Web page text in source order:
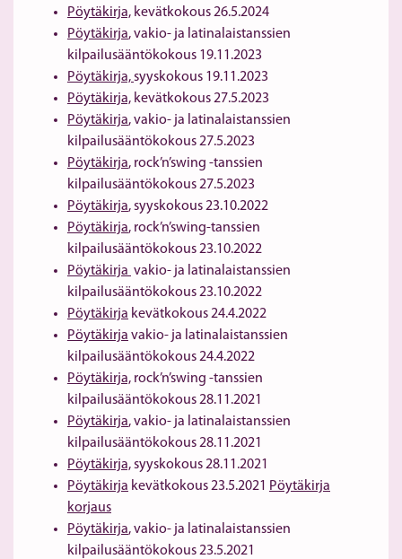
Pöytäkirja, kevätkokous 26.5.2024
Pöytäkirja, vakio- ja latinalaistanssien
kilpailusääntökokous 19.11.2023
Pöytäkirja,syyskokous 19.11.2023
Pöytäkirja, kevätkokous 27.5.2023
Pöytäkirja, vakio- ja latinalaistanssien
kilpailusääntökokous 27.5.2023
Pöytäkirja, rock’n’swing -tanssien
kilpailusääntökokous 27.5.2023
Pöytäkirja, syyskokous 23.10.2022
Pöytäkirja, rock’n’swing-tanssien
kilpailusääntökokous 23.10.2022
Pöytäkirja vakio- ja latinalaistanssien
kilpailusääntökokous 23.10.2022
Pöytäkirja kevätkokous 24.4.2022
Pöytäkirja vakio- ja latinalaistanssien
kilpailusääntökokous 24.4.2022
Pöytäkirja, rock’n’swing -tanssien
kilpailusääntökokous 28.11.2021
Pöytäkirja, vakio- ja latinalaistanssien
kilpailusääntökokous 28.11.2021
Pöytäkirja,syyskokous 28.11.2021
Pöytäkirja kevätkokous 23.5.2021 Pöytäkirja
korjaus
Pöytäkirja, vakio- ja latinalaistanssien
kilpailusääntökokous 23.5.2021